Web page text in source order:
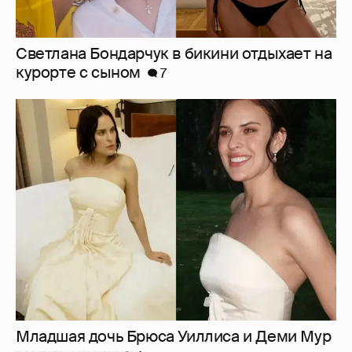
Светлана Бондарчук в бикини отдыхает на
курорте с сыном
7
Младшая дочь Брюса Уиллиса и Деми Мур